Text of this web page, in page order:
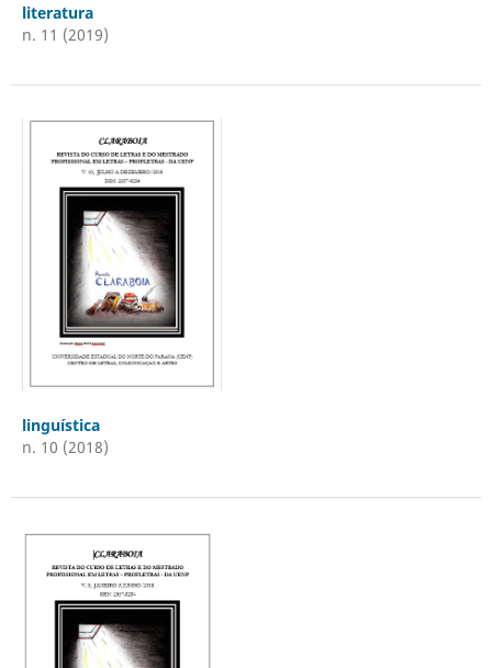
literatura
n. 11 (2019)
linguística
n. 10 (2018)